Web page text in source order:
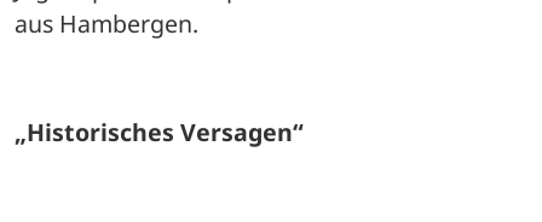
aus Hambergen.
„Historisches Versagen“